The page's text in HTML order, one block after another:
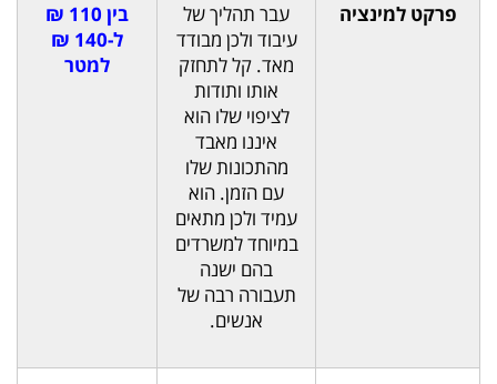
פרקט למינציה
עבר תהליך של
עיבוד ולכן מבודד
מאד. קל לתחזק
אותו ותודות
לציפוי שלו הוא
איננו מאבד
מהתכונות שלו
עם הזמן. הוא
עמיד ולכן מתאים
במיוחד למשרדים
בהם ישנה
תעבורה רבה של
אנשים.
בין 110 ₪
ל-140 ₪
למטר